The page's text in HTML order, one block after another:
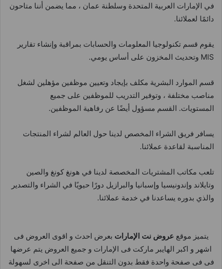
في الإمارات العربية المتحدة وسلطنة عمان ، مما يضمن أننا متاحون
دائمًا لعملائنا.
يقوم قسم تكنولوجيا المعلومات والحسابات بمراقبة وإنشاء تقارير
MIS وتحديث المخزون على أساس يومي.
قسم الموارد البشرية مكلف بإيجاد وتعيين موظفين مؤهلين لشغل
مناصب مختلفة ، وتوفير التدريب للموظفين على جميع
المستويات. القسم مسؤول أيضًا عن رفاهية الموظفين.
يسافر فريق الشراء المخصص لدينا حول العالم لشراء المنتجات
المناسبة لقاعدة عملائنا.
تلعب مكاتب المشتريات المخصصة لدينا في هونغ كونغ والصين
وتايلاند وإندونيسيا وإسبانيا والبرازيل دورًا حيويًا في الشراء والتصدير
والذي بدوره يساعدنا في خدمة عملائنا.
يتميز موقع عروض نت الإمارات بعرض احدث و اقوى العروض فى
اشهر و اكبر الهايبر ماركت فى الإمارات و جميع العروض يتم عرضها
فى فى صفحة واحدة فقط بدون التنقل من صفحة الى اخرى لسهولة